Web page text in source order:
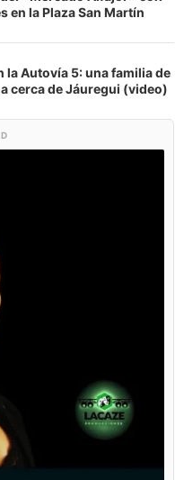
en la Plaza San Martín
la Autovía 5: una familia de
cerca de Jáuregui (video)